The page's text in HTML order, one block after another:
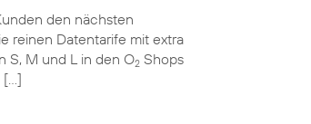
den nächsten
reinen Datentarife mit extra
S, M und L in den O2 Shops
[…]